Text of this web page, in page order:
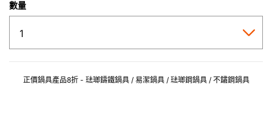
數量
正價鍋具產品8折 - 琺瑯鑄鐵鍋具 / 易潔鍋具 / 琺瑯鋼鍋具 / 不鏽鋼鍋具